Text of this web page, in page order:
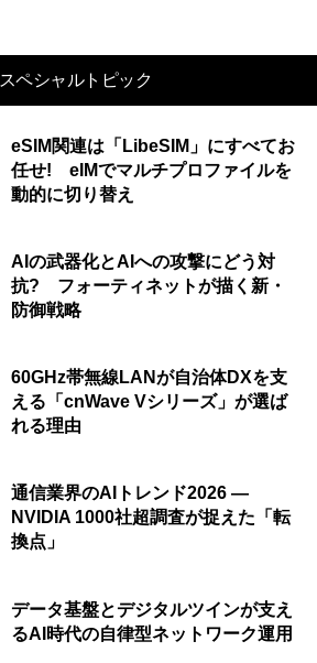
スペシャルトピック
eSIM関連は「LibeSIM」にすべてお
任せ! eIMでマルチプロファイルを
動的に切り替え
AIの武器化とAIへの攻撃にどう対
抗? フォーティネットが描く新・
防御戦略
60GHz帯無線LANが自治体DXを支
える「cnWave Vシリーズ」が選ば
れる理由
通信業界のAIトレンド2026 ―
NVIDIA 1000社超調査が捉えた「転
換点」
データ基盤とデジタルツインが支え
るAI時代の自律型ネットワーク運用